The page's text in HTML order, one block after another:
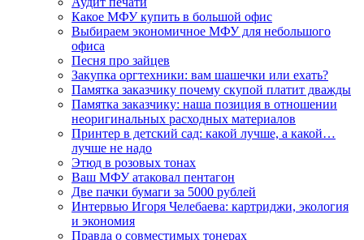
Какое МФУ купить в большой офис
Выбираем экономичное МФУ для небольшого
офиса
Песня про зайцев
Закупка оргтехники: вам шашечки или ехать?
Памятка заказчику почему скупой платит дважды
Памятка заказчику: наша позиция в отношении
неоригинальных расходных материалов
Принтер в детский сад: какой лучше, а какой…
лучше не надо
Этюд в розовых тонах
Ваш МФУ атаковал пентагон
Две пачки бумаги за 5000 рублей
Интервью Игоря Челебаева: картриджи, экология
и экономия
Правда о совместимых тонерах